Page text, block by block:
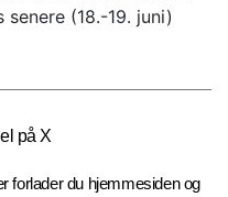
(18.-19. juni)
på X
forlader du hjemmesiden og